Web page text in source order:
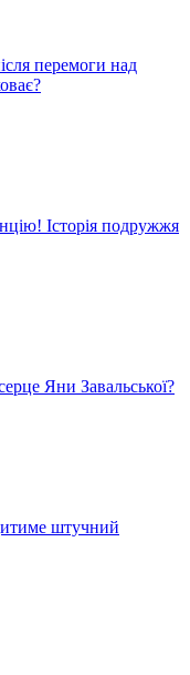
перемоги над
Історія подружжя
Яни Завальської?
штучний